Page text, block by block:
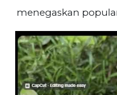
menegaskan